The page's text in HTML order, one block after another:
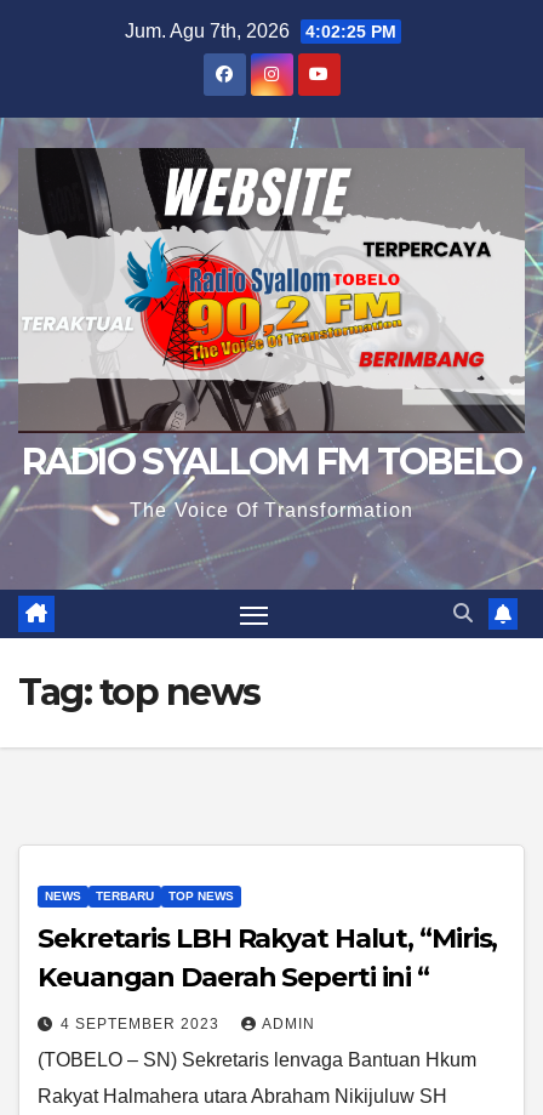
Jum. Agu 7th, 2026 4:02:27 PM
RADIO SYALLOM FM TOBELO
The Voice Of Transformation
Tag:top news
NEWS TERBARU TOP NEWS
Sekretaris LBH Rakyat Halut, “Miris,
Keuangan Daerah Seperti ini “
4 SEPTEMBER 2023 ADMIN
(TOBELO – SN) Sekretaris lenvaga Bantuan Hkum
Rakyat Halmahera utara Abraham Nikijuluw SH